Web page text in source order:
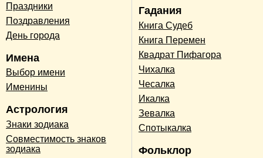
Праздники
Поздравления
День города
Имена
Выбор имени
Именины
Астрология
Знаки зодиака
Совместимость знаков
зодиака
Гадания
Книга Судеб
Книга Перемен
Квадрат Пифагора
Чихалка
Чесалка
Икалка
Зевалка
Спотыкалка
Фольклор